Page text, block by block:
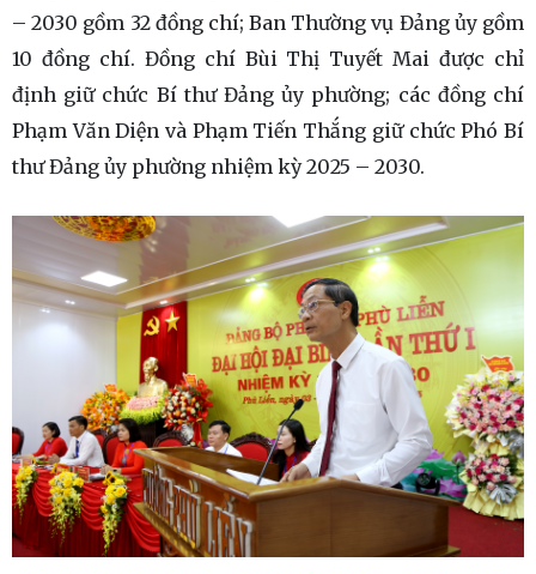
– 2030 gồm 32 đồng chí; Ban Thường vụ Đảng ủy gồm
10 đồng chí. Đồng chí Bùi Thị Tuyết Mai được chỉ
định giữ chức Bí thư Đảng ủy phường; các đồng chí
Phạm Văn Diện và Phạm Tiến Thắng giữ chức Phó Bí
thư Đảng ủy phường nhiệm kỳ 2025 – 2030.